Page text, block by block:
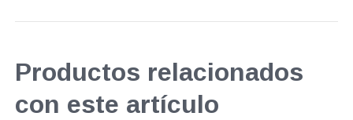
Productos relacionados
con este artículo